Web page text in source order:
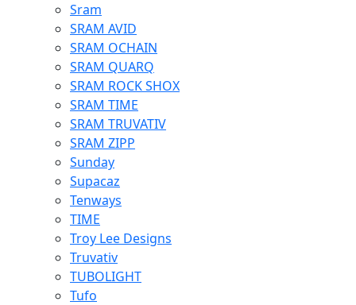
Sram
SRAM AVID
SRAM OCHAIN
SRAM QUARQ
SRAM ROCK SHOX
SRAM TIME
SRAM TRUVATIV
SRAM ZIPP
Sunday
Supacaz
Tenways
TIME
Troy Lee Designs
Truvativ
TUBOLIGHT
Tufo